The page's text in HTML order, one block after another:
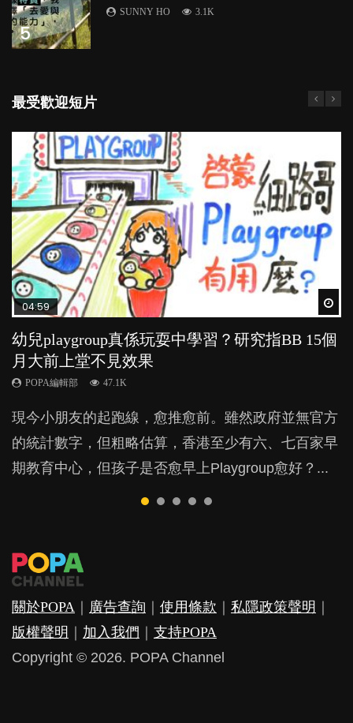
5
SUNNY HO 3.1K
最受歡迎短片
04:59
幼兒playgroup真係玩耍中學習？研究指BB 15個
月大前上堂不見效果
POPA編輯部 47.1K
現今小朋友的起跑線，愈推愈前。雖然政府並無官方
的統計數字，但粗略估算，香港至少有六、七百家早
期教育中心，但孩子是否愈早上Playgroup愈好？...
03:39
幼稚園遊戲課 如何刺激幼兒自發學習取代獎勵
與懲罰？
POPA編輯部 33.1K
由美國學者所創的 tools of the mind 課程，學生以遊
戲方式學習，學術能力和自制能力亦明顯比其他小朋
友優勝，到底這課程有何特別之處？...
03:02
老公患產後憂鬱症對BB的影響
POPA編輯部 15.9K
鬱，影響日常生活，嚴重的甚至會有自殺，或傷害小
朋友的念頭。但為何爸爸患上產後抑鬱往往難以察
覺？...
04:06
全職好？在職好？｜全職媽媽與在職媽媽的壓
力與價值
POPA編輯部 25.8K
許多媽媽心底可能都有一刻掙扎過：究竟全職好，還
是在職好。雖說每個家庭都有自己的獨特狀況和考慮
因素，但原來全職和在職媽媽所養育的子女其實都各
04:18
凡事以BB為中心，就係好爸媽？｜別忽視父母
的身心虛耗
POPA編輯部 31.5K
父母日夜無間、身心俱疲地照顧BB，如何做到正向
教養？部份父母更會為了小朋友放棄自己的嗜好、減
少出席朋友聚會等等，你以為會換來美好的親子關
係，有助小朋友成長，但原來父母身心虛耗對孩子的
關於POPA ｜ 廣告查詢 ｜ 使用條款 ｜ 私隱政策聲明 ｜
版權聲明 ｜ 加入我們 ｜ 支持POPA
Copyright © 2026. POPA Channel